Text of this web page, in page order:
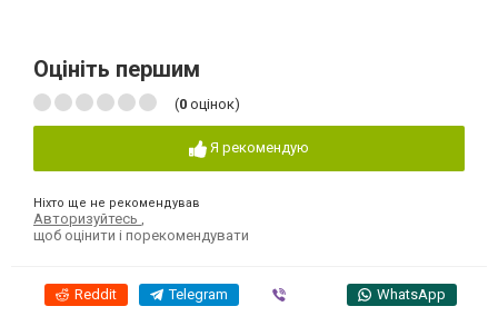
Оцініть першим
(0 оцінок)
Я рекомендую
Ніхто ще не рекомендував
Авторизуйтесь
щоб оцінити і порекомендувати
Reddit Telegram WhatsApp